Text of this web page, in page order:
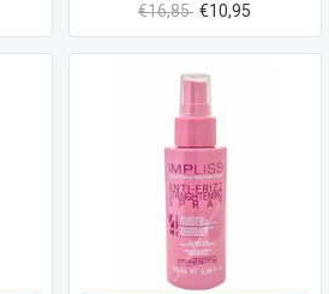
€16,85 €10,95